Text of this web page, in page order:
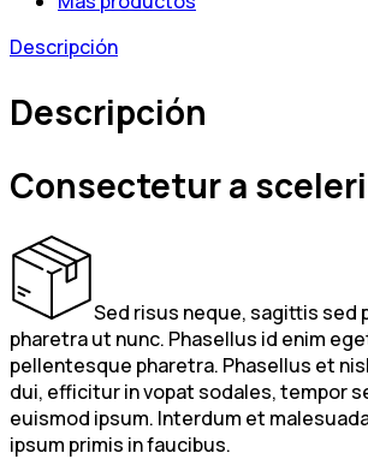
Descripción
Descripción
Consectetur a
Sed risus neque, sagittis sed
pharetra ut nunc. Phasellus id enim
pellentesque pharetra. Phasellus et
dui, efficitur in vopat sodales, tempor
euismod ipsum. Interdum et
ipsum primis in faucibus.